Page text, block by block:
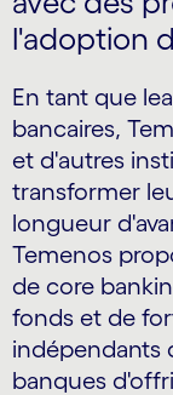
l'adoption
En tant que
bancaires,
et d'autres
transformer
longueur
Temenos
de core
fonds et de
indépendants
banques